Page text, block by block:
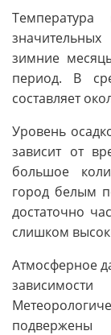
зимние
период. В
составляет
Уровень
зависит от
большое
город белым
достаточно
слишком
Атмосферное